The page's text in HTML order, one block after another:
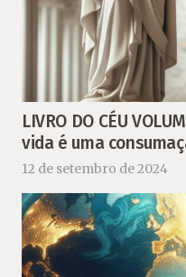
LIVRO DO CÉU
vida é uma
12 de setembro de 2024